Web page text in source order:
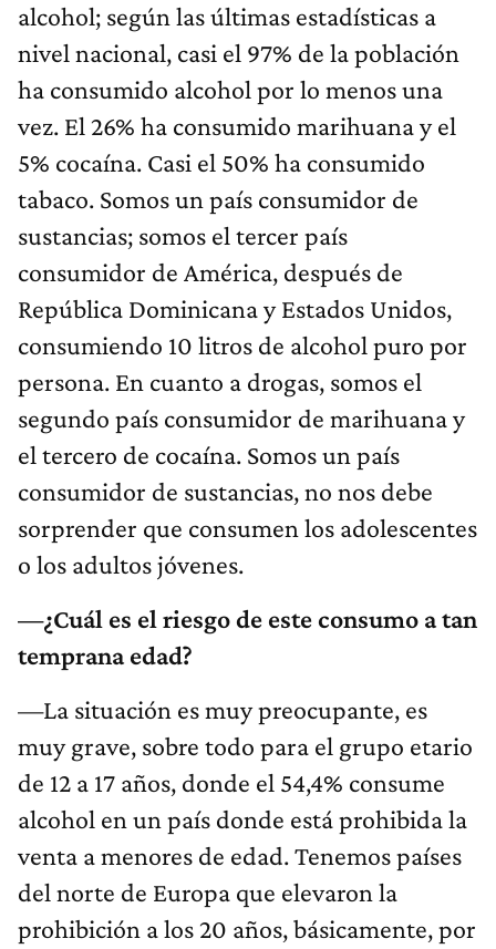
alcohol; según las últimas estadísticas a
nivel nacional, casi el 97% de la población
ha consumido alcohol por lo menos una
vez. El 26% ha consumido marihuana y el
5% cocaína. Casi el 50% ha consumido
tabaco. Somos un país consumidor de
sustancias; somos el tercer país
consumidor de América, después de
República Dominicana y Estados Unidos,
consumiendo 10 litros de alcohol puro por
persona. En cuanto a drogas, somos el
segundo país consumidor de marihuana y
el tercero de cocaína. Somos un país
consumidor de sustancias, no nos debe
sorprender que consumen los adolescentes
o los adultos jóvenes.
—¿Cuál es el riesgo de este consumo a tan
temprana edad?
—La situación es muy preocupante, es
muy grave, sobre todo para el grupo etario
de 12 a 17 años, donde el 54,4% consume
alcohol en un país donde está prohibida la
venta a menores de edad. Tenemos países
del norte de Europa que elevaron la
prohibición a los 20 años, básicamente, por